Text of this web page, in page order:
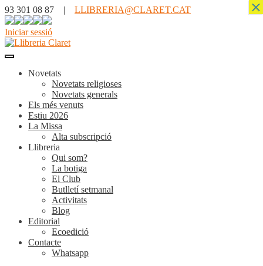
93 301 08 87 | LLIBRERIA@CLARET.CAT
Iniciar sessió
Novetats
Novetats religioses
Novetats generals
Els més venuts
Estiu 2026
La Missa
Alta subscripció
Llibreria
Qui som?
La botiga
El Club
Butlletí setmanal
Activitats
Blog
Editorial
Ecoedició
Contacte
Whatsapp
×